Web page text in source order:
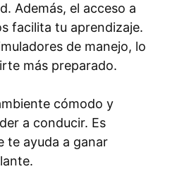
Además, el acceso a
facilita tu aprendizaje.
de manejo, lo
más preparado.
cómodo y
a conducir. Es
te ayuda a ganar